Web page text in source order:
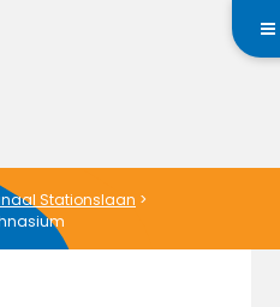
Stationslaan >